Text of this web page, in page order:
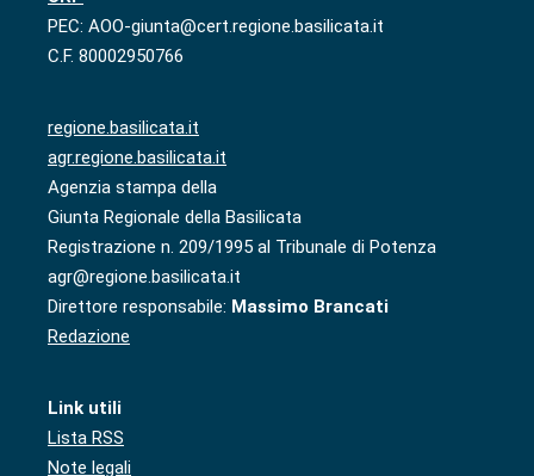
PEC: AOO-giunta@cert.regione.basilicata.it
C.F. 80002950766
regione.basilicata.it
agr.regione.basilicata.it
Agenzia stampa della
Giunta Regionale della Basilicata
Registrazione n. 209/1995 al Tribunale di Potenza
agr@regione.basilicata.it
Direttore responsabile: Massimo Brancati
Redazione
Link utili
Lista RSS
Note legali